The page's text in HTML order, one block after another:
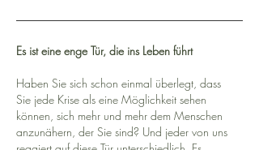
Es ist eine enge Tür, die ins Leben führt
Haben Sie sich schon einmal überlegt, dass
Sie jede Krise als eine Möglichkeit sehen
können, sich mehr und mehr dem Menschen
anzunähern, der Sie sind? Und jeder von uns